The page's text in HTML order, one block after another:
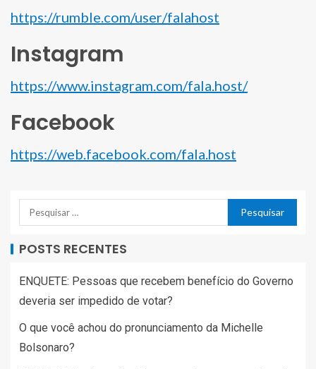
https://rumble.com/user/falahost
Instagram
https://www.instagram.com/fala.host/
Facebook
https://web.facebook.com/fala.host
POSTS RECENTES
ENQUETE: Pessoas que recebem benefício do Governo
deveria ser impedido de votar?
O que você achou do pronunciamento da Michelle
Bolsonaro?